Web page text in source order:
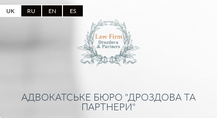
UK RU EN ES
АДВОКАТСЬКЕ БЮРО "ДРОЗДОВА ТА
ПАРТНЕРИ"